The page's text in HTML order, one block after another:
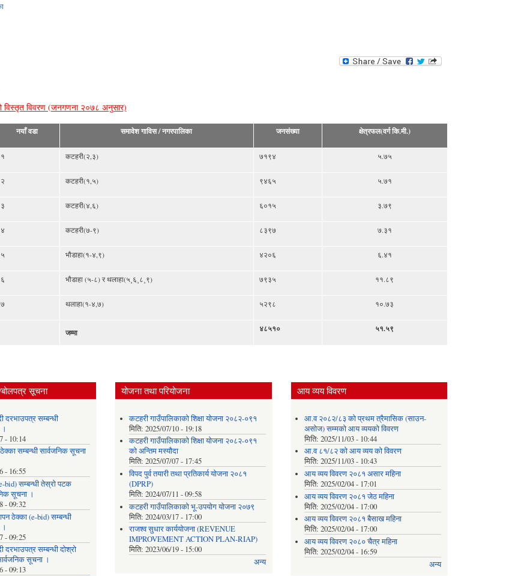
विस्तृत विवरण (जनगणना २०७८ अनुसार)
नयाँ वडा समावेश गाविस / नगरपालिका जनसंख्या क्षेत्रफल(वर्ग कि.मी.)
१ कटहरी(२,३) ७१९४ ५.७५
२ कटहरी(१,५) ९४६५ ५.७१
३ कटहरी(४,६) ६०१५ ३.७९
४ कटहरी(७-९) ८३९७ ७.३१
५ भौडाहा(१-४,९) ४२०६ ६.४१
६ भौडाहा (५-८) र थलाहा(५¸६¸८¸९) ७९३५ ११.८९
७ थलाहा(१-४,७) ५२९८ १०.७३
जम्मा ४८५१० ५१.५९
सूचना
दरभाउपत्र सम्बन्धी
- 10:14
सम्बन्धी सार्वजनिक सूचना
- 16:55
bid) सम्बन्धी तेस्रो पटक
सूचना ।
- 09:32
ठेक्का (e-bid) सम्बन्धी
- 09:25
दरभाउपत्र सम्बन्धी दोश्रो
सूचना ।
- 09:13
योजना तथा परियोजना
कटहरी गाउँपालिकाको शिक्षा योजना २०८२-०९१
मिति: 2025/07/10 - 19:18
कटहरी गाउँपालिकाको शिक्षा योजना २०८२-०९१
को अन्तिम मस्यौदा
मिति: 2025/07/07 - 17:45
विपद पुर्व तयारी तथा प्रतिकार्य योजना २०८१
(DPRP)
मिति: 2024/07/11 - 09:58
कटहरी गाउँपालिकाको भू-उपयोग योजना २०७९
मिति: 2024/03/17 - 17:00
राजश्व सुधार कार्ययोजना (REVENUE
IMPROVEMENT ACTION PLAN-RIAP)
मिति: 2023/06/19 - 15:00
अन्य
आय व्यय विवरण
आ.व २०८२/८३ को प्रथम त्रैमासिक (साउन-
असोज) सम्मको आय व्ययको विवरण
मिति:2025/11/03 - 10:44
आ.व ८१/८२ को आय व्यय को विवरण
मिति:2025/11/03 - 10:43
आय व्यय विवरण २०८१ असार महिना
मिति:2025/02/04 - 17:01
आय व्यय विवरण २०८१ जेठ महिना
मिति:2025/02/04 - 17:00
आय व्यय विवरण २०८१ बैसाख महिना
मिति:2025/02/04 - 17:00
आय व्यय विवरण २०८० चैत्र महिना
मिति:2025/02/04 - 16:59
अन्य